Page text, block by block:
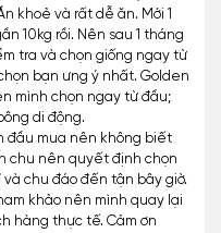
khoẻ và rất dễ ăn. Mới 1
10kg rồi. Nên sau 1 tháng
tra và chọn giống ngay từ
bạn ưng ý nhất. Golden
mình chọn ngay từ đầu;
di động.
đầu mua nên không biết
chu nên quyết định chọn
chu đáo đến tận bây giờ.
khảo nên mình quay lại
hàng thực tế. Cảm ơn